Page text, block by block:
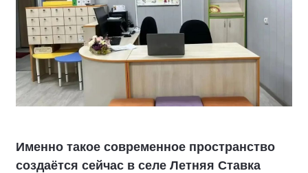
Именно такое современное пространство
создаётся сейчас в селе Летняя Ставка